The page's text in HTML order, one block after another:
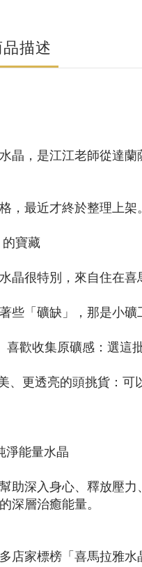
描述
晶，是江江老師從達
，最近才終於整理上架。
寶藏
晶很特別，來自住在
些「礦缺」，那是小
喜歡收集原礦感：選這
、更透亮的頭挑貨：可
淨能量水晶
助深入身心、釋放壓力
深層治癒能量。
店家標榜「喜馬拉雅水